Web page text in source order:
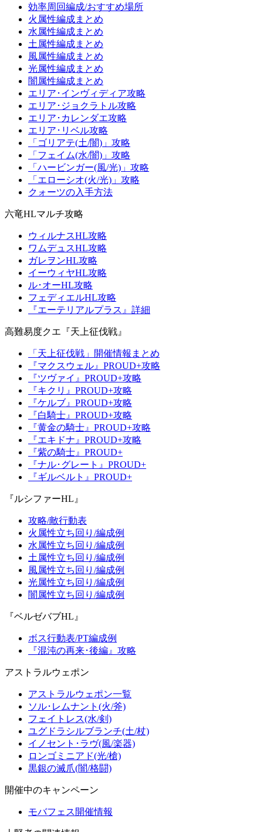
効率周回編成/おすすめ場所
火属性編成まとめ
水属性編成まとめ
土属性編成まとめ
風属性編成まとめ
光属性編成まとめ
闇属性編成まとめ
エリア･インヴィディア攻略
エリア･ジョクラトル攻略
エリア･カレンダエ攻略
エリア･リベル攻略
「ゴリアテ(土/闇)」攻略
「フェイム(水/闇)」攻略
「ハービンガー(風/光)」攻略
「エローシオ(火/光)」攻略
クォーツの入手方法
六竜HLマルチ攻略
ウィルナスHL攻略
ワムデュスHL攻略
ガレヲンHL攻略
イーウィヤHL攻略
ル･オーHL攻略
フェディエルHL攻略
『エーテリアルプラス』詳細
高難易度クエ『天上征伐戦』
「天上征伐戦」開催情報まとめ
『マクスウェル』PROUD+攻略
『ツヴァイ』PROUD+攻略
『キクリ』PROUD+攻略
『ケルブ』PROUD+攻略
『白騎士』PROUD+攻略
『黄金の騎士』PROUD+攻略
『エキドナ』PROUD+攻略
『紫の騎士』PROUD+
『ナル･グレート』PROUD+
『ギルベルト』PROUD+
『ルシファーHL』
攻略/敵行動表
火属性立ち回り/編成例
水属性立ち回り/編成例
土属性立ち回り/編成例
風属性立ち回り/編成例
光属性立ち回り/編成例
闇属性立ち回り/編成例
『ベルゼバブHL』
ボス行動表/PT編成例
『混沌の再来･後編』攻略
アストラルウェポン
アストラルウェポン一覧
ソル･レムナント(火/斧)
フェイトレス(水/剣)
ユグドラシルブランチ(土/杖)
イノセント･ラヴ(風/楽器)
ロンゴミニアド(光/槍)
黒銀の滅爪(闇/格闘)
開催中のキャンペーン
モバフェス開催情報